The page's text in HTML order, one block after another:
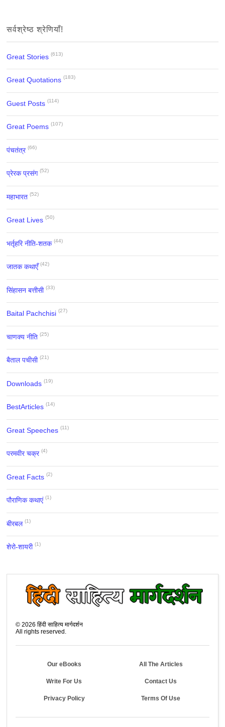
सर्वश्रेष्ठ श्रेणियाँ!
Great Stories (613)
Great Quotations (183)
Guest Posts (114)
Great Poems (107)
पंचतंत्र (66)
प्रेरक प्रसंग (52)
महाभारत (52)
Great Lives (50)
भर्तृहरि नीति-शतक (44)
जातक कथाएँ (42)
सिंहासन बत्तीसी (33)
Baital Pachchisi (27)
चाणक्य नीति (25)
बैताल पचीसी (21)
Downloads (19)
BestArticles (14)
Great Speeches (11)
परमवीर चक्र (4)
Great Facts (2)
पौराणिक कथाएं (1)
बीरबल (1)
शेरो-शायरी (1)
©2026 हिंदी साहित्य मार्गदर्शन
All rights reserved.
Our eBooks All The Articles
Write For Us Contact Us
Privacy Policy Terms Of Use